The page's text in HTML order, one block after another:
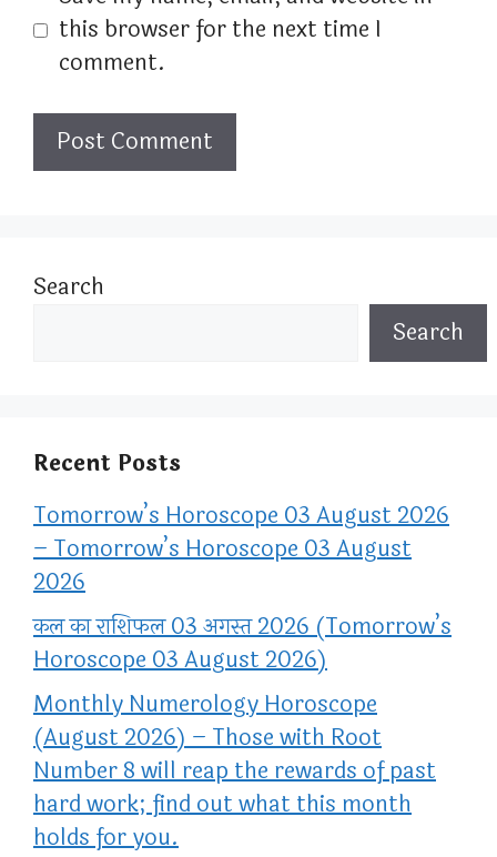
this browser for the next time I
comment.
Search
Search
Recent Posts
Tomorrow’s Horoscope 03 August 2026
– Tomorrow’s Horoscope 03 August
2026
कल का राशिफल 03 अगस्त 2026 (Tomorrow’s
Horoscope 03 August 2026)
Monthly Numerology Horoscope
(August 2026) – Those with Root
Number 8 will reap the rewards of past
hard work; find out what this month
holds for you.